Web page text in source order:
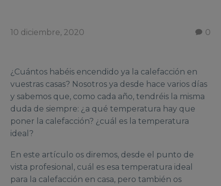
0
10 diciembre, 2020
¿Cuántos habéis encendido ya la calefacción en
vuestras casas? Nosotros ya desde hace varios días
y sabemos que, como cada año, tendréis la misma
duda de siempre: ¿a qué temperatura hay que
poner la calefacción? ¿cuál es la temperatura
ideal?
En este artículo os diremos, desde el punto de
vista profesional, cuál es esa temperatura ideal
para la calefacción en casa, pero también os